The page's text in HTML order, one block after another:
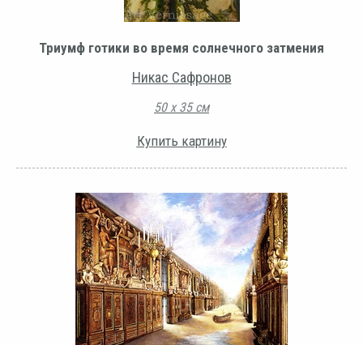
Триумф готики во время солнечного затмения
Никас Сафронов
50 х 35 см
Купить картину